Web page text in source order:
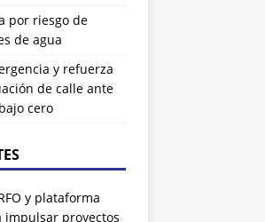
por riesgo de
de agua
y refuerza
de calle ante
cero
y plataforma
impulsar proyectos